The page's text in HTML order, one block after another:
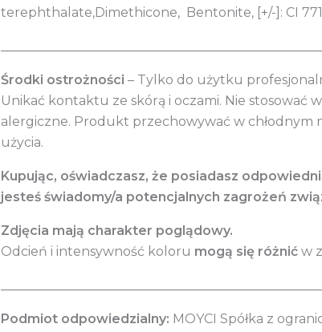
terephthalate,Dimethicone, Bentonite, [+/-]: CI
Środki ostrożności – Tylko do użytku
Unikać kontaktu ze skórą i oczami. Nie stosować
alergiczne. Produkt przechowywać w chłodnym
użycia.
Kupując, oświadczasz, że posiadasz
jesteś świadomy/a potencjalnych zagrożeń
Zdjęcia mają charakter poglądowy.
Odcień i intensywność koloru mogą się różnićw
Podmiot odpowiedzialny: MOYCI Spółka z